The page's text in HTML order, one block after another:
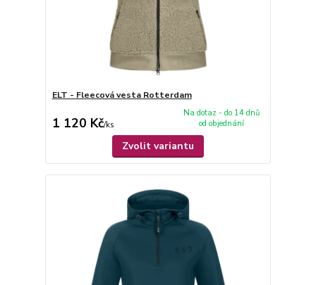
ELT - Fleecová vesta Rotterdam
1 120 Kč/ks
Na dotaz - do 14 dnů
od objednání
Zvolit variantu